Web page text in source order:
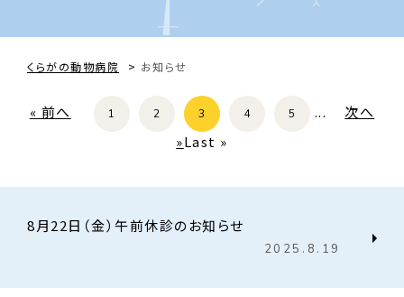
くらがの動物病院 > お知らせ
« 前へ 1 2 3 4 5 ...
次へ
»Last »
8月22日（金）午前休診のお知らせ
2025.8.19